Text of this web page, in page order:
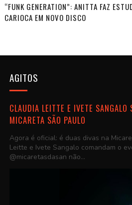
“FUNK GENERATION”: ANITTA FAZ
CARIOCA EM NOVO DISCO
AGITOS
CLAUDIA LEITTE E IVETE SANGALO
MICARETA SÃO PAULO
Agora é oficial: é duas divas na
Leitte e Ivete Sangalo comandam o
@micaretasdasan não...